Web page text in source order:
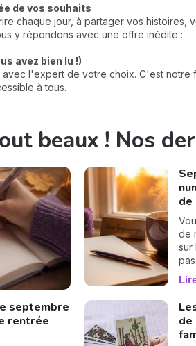
de vos souhaits
chaque jour, à partager vos
y répondons avec une offre inédite :
avez bien lu !)
avec l'expert de votre choix. C'est
à tous.
beaux ! Nos
septembre
rentrée
de
de
sur
en
le
un
de